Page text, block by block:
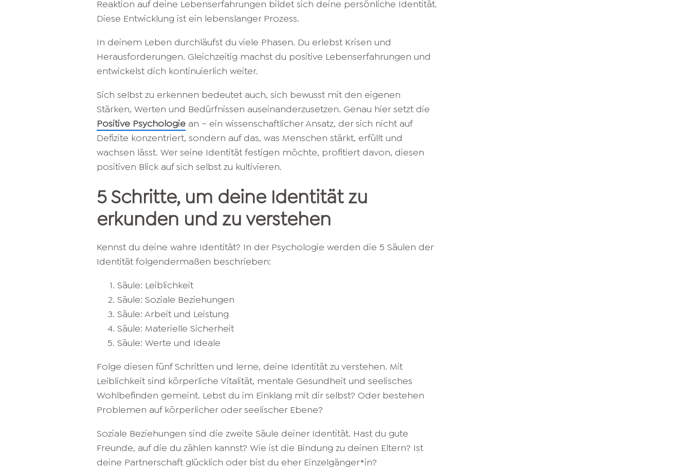
Reaktion auf deine Lebenserfahrungen bildet sich deine persönliche Identität.
Diese Entwicklung ist ein lebenslanger Prozess.
In deinem Leben durchläufst du viele Phasen. Du erlebst Krisen und
Herausforderungen. Gleichzeitig machst du positive Lebenserfahrungen und
entwickelst dich kontinuierlich weiter.
Sich selbst zu erkennen bedeutet auch, sich bewusst mit den eigenen
Stärken, Werten und Bedürfnissen auseinanderzusetzen. Genau hier setzt die
Positive Psychologie an – ein wissenschaftlicher Ansatz, der sich nicht auf
Defizite konzentriert, sondern auf das, was Menschen stärkt, erfüllt und
wachsen lässt. Wer seine Identität festigen möchte, profitiert davon, diesen
positiven Blick auf sich selbst zu kultivieren.
5 Schritte, um deine Identität zu
erkunden und zu verstehen
Kennst du deine wahre Identität? In der Psychologie werden die 5 Säulen der
Identität folgendermaßen beschrieben:
Säule: Leiblichkeit
Säule: Soziale Beziehungen
Säule: Arbeit und Leistung
Säule: Materielle Sicherheit
Säule: Werte und Ideale
Folge diesen fünf Schritten und lerne, deine Identität zu verstehen. Mit
Leiblichkeit sind körperliche Vitalität, mentale Gesundheit und seelisches
Wohlbefinden gemeint. Lebst du im Einklang mit dir selbst? Oder bestehen
Problemen auf körperlicher oder seelischer Ebene?
Soziale Beziehungen sind die zweite Säule deiner Identität. Hast du gute
Freunde, auf die du zählen kannst? Wie ist die Bindung zu deinen Eltern? Ist
deine Partnerschaft glücklich oder bist du eher Einzelgänger*in?